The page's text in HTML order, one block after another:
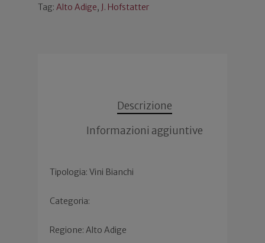
Tag: Alto Adige, J. Hofstatter
Descrizione
Informazioni aggiuntive
Tipologia: Vini Bianchi
Categoria:
Regione: Alto Adige